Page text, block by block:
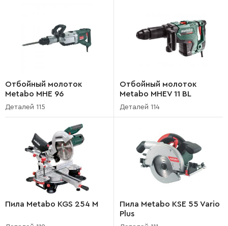
Отбойный молоток
Metabo MHE 96
Деталей 115
Отбойный молоток
Metabo MHEV 11 BL
Деталей 114
Пила Metabo KGS 254 M
Пила Metabo KSE 55 Vario
Plus